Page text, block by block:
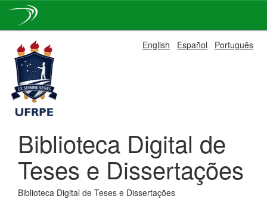
navigation
English Español Português
Biblioteca Digital de
Teses e Dissertações
Biblioteca Digital de Teses e Dissertações